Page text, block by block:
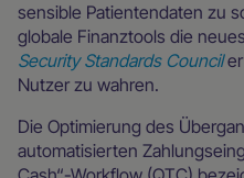
sensible Patientendaten zu
globale Finanztools die
Security Standards Council
Nutzer zu wahren.
Die Optimierung des
automatisierten